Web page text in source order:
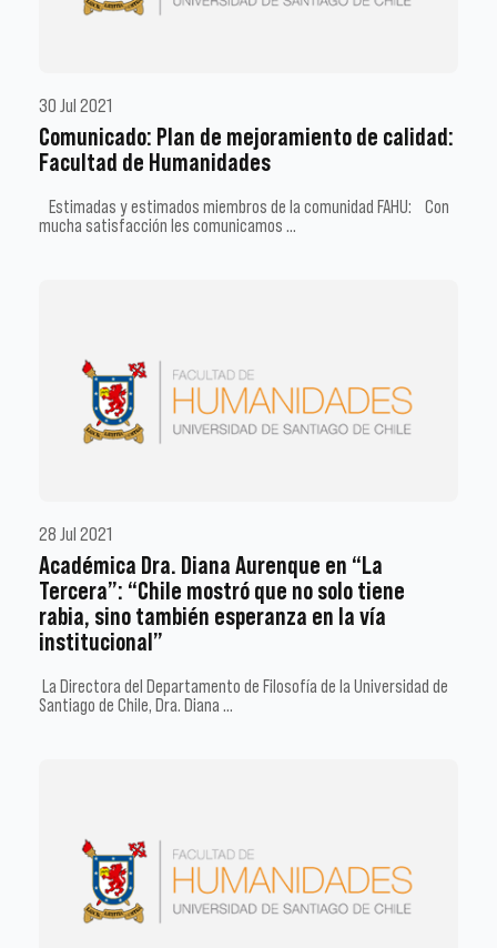
30 Jul 2021
Comunicado: Plan de mejoramiento de calidad:
Facultad de Humanidades
Estimadas y estimados miembros de la comunidad FAHU: Con
mucha satisfacción les comunicamos …
28 Jul 2021
Académica Dra. Diana Aurenque en “La
Tercera”: “Chile mostró que no solo tiene
rabia, sino también esperanza en la vía
institucional”
La Directora del Departamento de Filosofía de la Universidad de
Santiago de Chile, Dra. Diana …